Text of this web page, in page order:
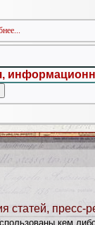
статей, пресс-
кем